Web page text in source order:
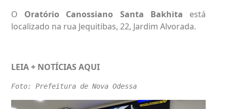
O Oratório Canossiano Santa Bakhita está
localizado na rua Jequitibas, 22, Jardim Alvorada.
LEIA + NOTÍCIAS AQUI
Foto: Prefeitura de Nova Odessa